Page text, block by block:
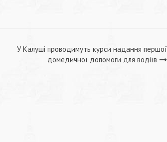
У Калуші проводимуть курси надання першої
домедичної допомоги для водіїв